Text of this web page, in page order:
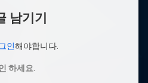
남기기
인해야합니다.
하세요.